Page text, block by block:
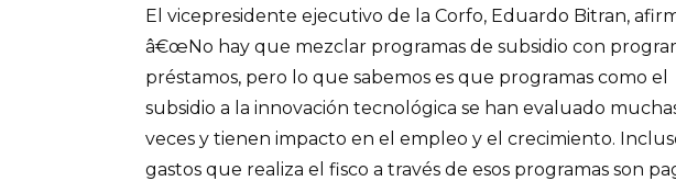
El vicepresidente ejecutivo de la Corfo, Eduardo Bitran,
â€œNo hay que mezclar programas de subsidio con
préstamos, pero lo que sabemos es que programas como el
subsidio a la innovación tecnológica se han evaluado
veces y tienen impacto en el empleo y el crecimiento.
gastos que realiza el fisco a través de esos programas son